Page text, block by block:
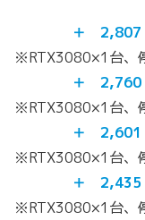
＋
※RTX3080×1台、
＋
※RTX3080×1台、
＋
※RTX3080×1台、
＋
※RTX3080×1台、